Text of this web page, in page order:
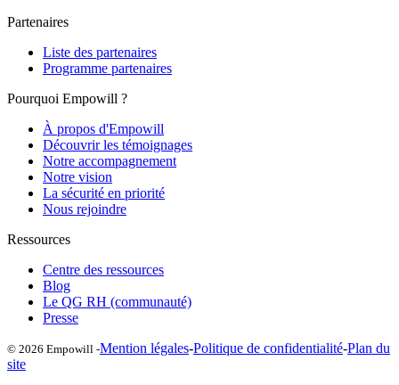
Partenaires
Liste des partenaires
Programme partenaires
Pourquoi Empowill ?
À propos d'Empowill
Découvrir les témoignages
Notre accompagnement
Notre vision
La sécurité en priorité
Nous rejoindre
Ressources
Centre des ressources
Blog
Le QG RH (communauté)
Presse
© 2026 Empowill -Mention légales-Politique de confidentialité-Plan du
site